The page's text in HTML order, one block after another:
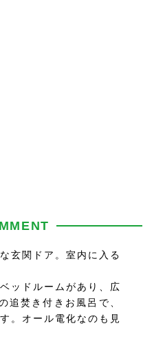
玄関ドア。室内に入る
ッドルームがあり、広
追焚き付きお風呂で、
。オール電化なのも見